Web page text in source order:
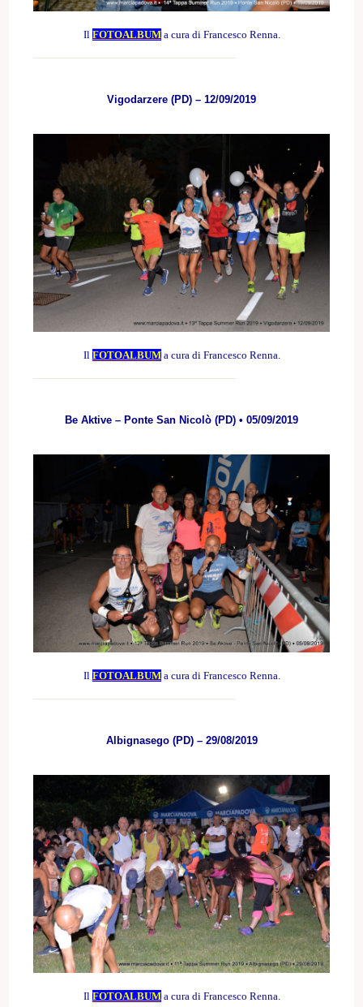
Il FOTOALBUM a cura di Francesco Renna.
Vigodarzere (PD) – 12/09/2019
Il FOTOALBUM a cura di Francesco Renna.
Be Aktive – Ponte San Nicolò (PD) • 05/09/2019
Il FOTOALBUM a cura di Francesco Renna.
Albignasego (PD) – 29/08/2019
Il FOTOALBUM a cura di Francesco Renna.